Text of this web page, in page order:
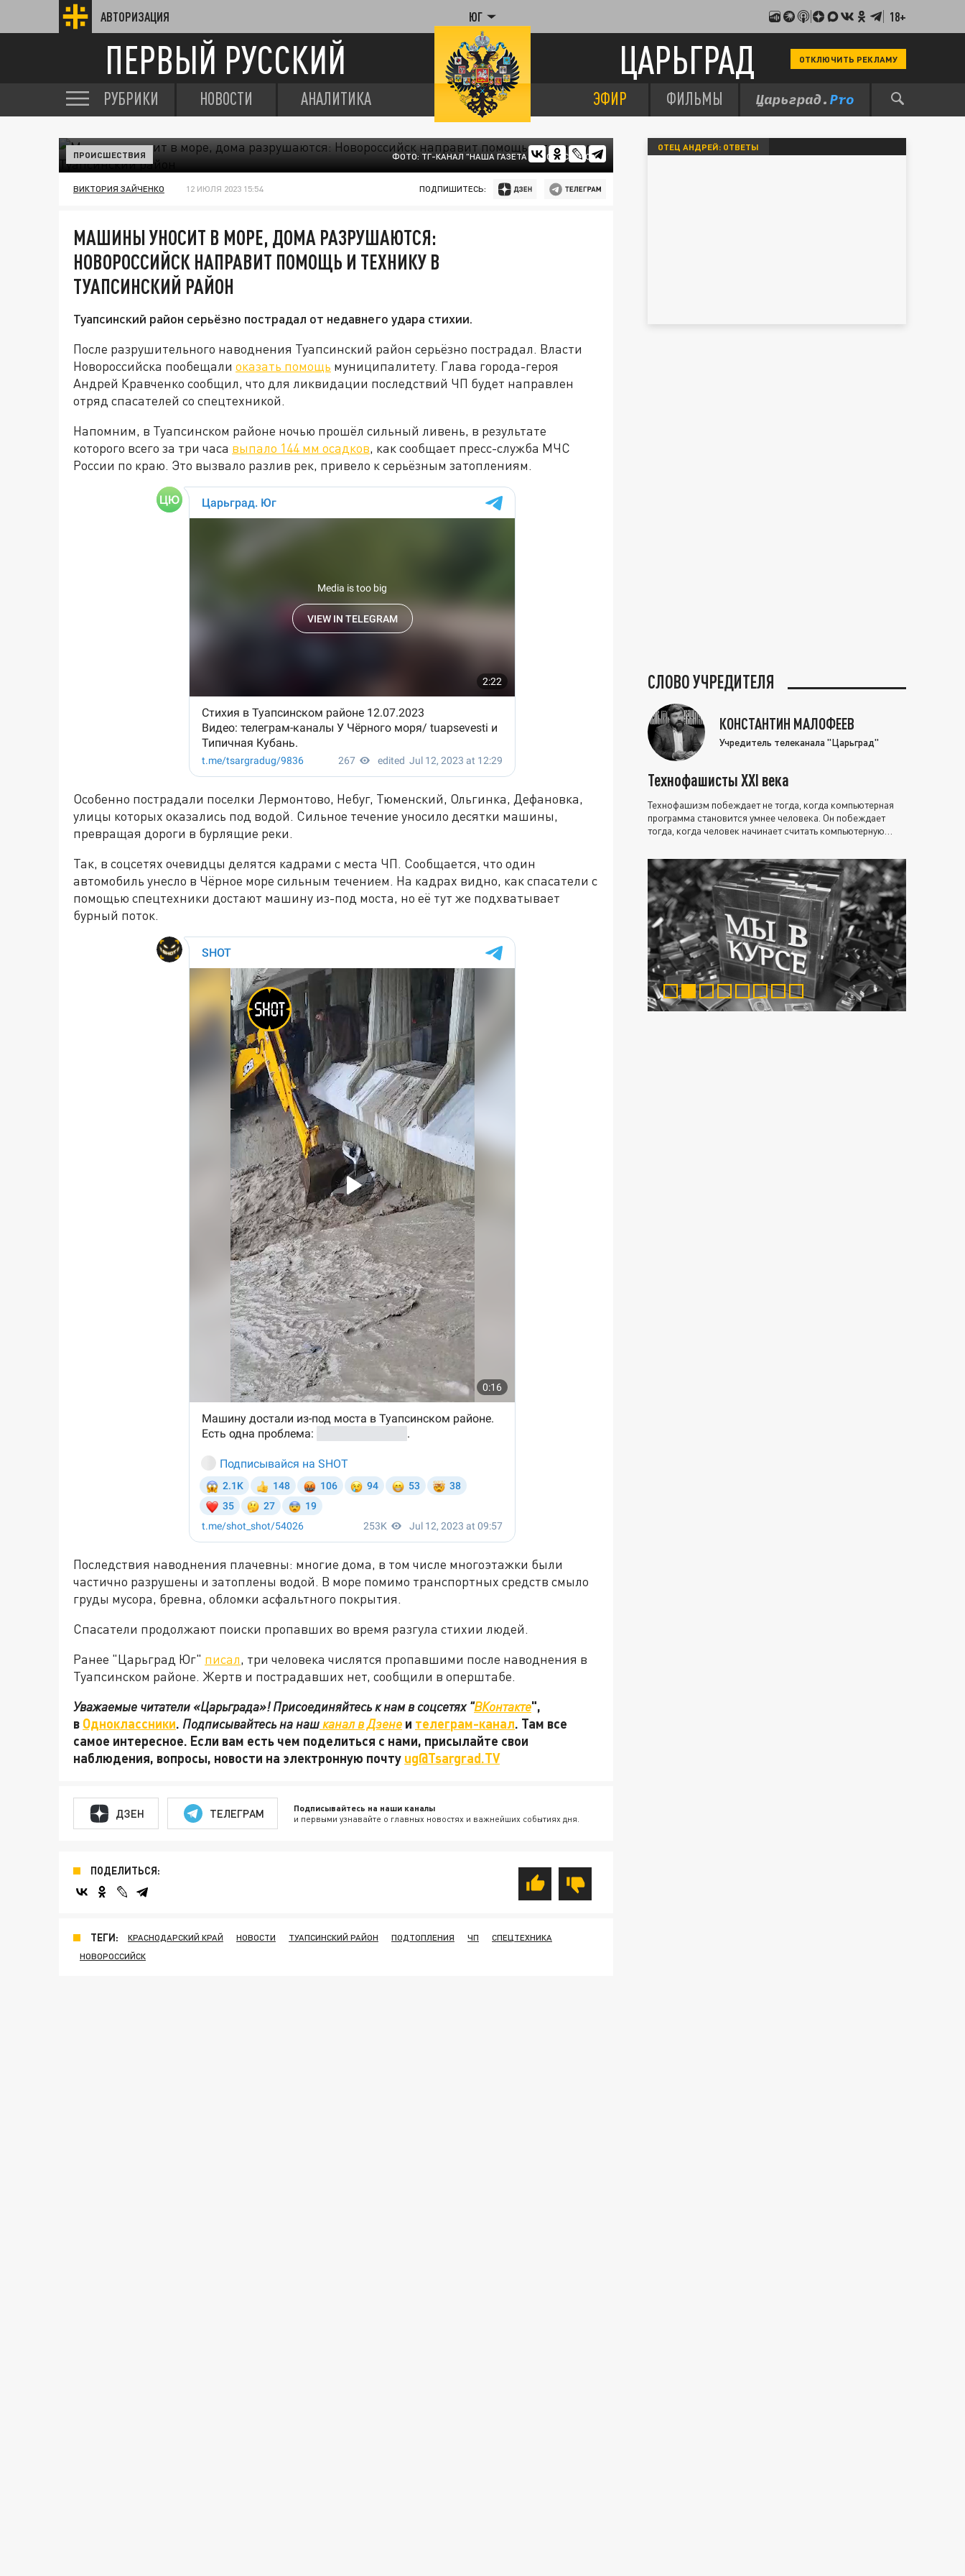
АВТОРИЗАЦИЯ ЮГ 18+
ПЕРВЫЙ РУССКИЙ ЦАРЬГРАД ОТКЛЮЧИТЬ РЕКЛАМУ
РУБРИКИ НОВОСТИ АНАЛИТИКА ЭФИР ФИЛЬМЫ
ФОТО: ТГ-КАНАЛ "НАША ГАЗЕТА НОВОРОССИЙСК"
ПРОИСШЕСТВИЯ
ВИКТОРИЯ ЗАЙЧЕНКО 12 ИЮЛЯ 2023 15:54 ПОДПИШИТЕСЬ:
МАШИНЫ УНОСИТ В МОРЕ, ДОМА РАЗРУШАЮТСЯ:
НОВОРОССИЙСК НАПРАВИТ ПОМОЩЬ И ТЕХНИКУ В
ТУАПСИНСКИЙ РАЙОН
Туапсинский район серьёзно пострадал от недавнего удара стихии.
После разрушительного наводнения Туапсинский район серьёзно пострадал. Власти
Новороссийска пообещали оказать помощь муниципалитету. Глава города-героя
Андрей Кравченко сообщил, что для ликвидации последствий ЧП будет направлен
отряд спасателей со спецтехникой.
Напомним, в Туапсинском районе ночью прошёл сильный ливень, в результате
которого всего за три часа выпало 144 мм осадков, как сообщает пресс-служба МЧС
России по краю. Это вызвало разлив рек, привело к серьёзным затоплениям.
Особенно пострадали поселки Лермонтово, Небуг, Тюменский, Ольгинка, Дефановка,
улицы которых оказались под водой. Сильное течение уносило десятки машины,
превращая дороги в бурлящие реки.
Так, в соцсетях очевидцы делятся кадрами с места ЧП. Сообщается, что один
автомобиль унесло в Чёрное море сильным течением. На кадрах видно, как спасатели с
помощью спецтехники достают машину из-под моста, но её тут же подхватывает
бурный поток.
Последствия наводнения плачевны: многие дома, в том числе многоэтажки были
частично разрушены и затоплены водой. В море помимо транспортных средств смыло
груды мусора, бревна, обломки асфальтного покрытия.
Спасатели продолжают поиски пропавших во время разгула стихии людей.
Ранее "Царьград Юг" писал, три человека числятся пропавшими после наводнения в
Туапсинском районе. Жертв и пострадавших нет, сообщили в оперштабе.
Уважаемые читатели «Царьграда»! Присоединяйтесь к нам в соцсетях "ВКонтакте",
в Одноклассники. Подписывайтесь на нашканал в Дзене и телеграм-канал. Там все
самое интересное. Если вам есть чем поделиться с нами, присылайте свои
наблюдения, вопросы, новости на электронную почту ug@Tsargrad.TV
ДЗЕН ТЕЛЕГРАМ Подписывайтесь на наши каналы
и первыми узнавайте о главных новостях и важнейших событиях дня.
ПОДЕЛИТЬСЯ:
ТЕГИ: КРАСНОДАРСКИЙ КРАЙ НОВОСТИ ТУАПСИНСКИЙ РАЙОН ПОДТОПЛЕНИЯ ЧП
СПЕЦТЕХНИКА
НОВОРОССИЙСК
ОТЕЦ АНДРЕЙ: ОТВЕТЫ
СЛОВО УЧРЕДИТЕЛЯ
КОНСТАНТИН МАЛОФЕЕВ
Учредитель телеканала "Царьград"
Технофашисты XXI века
Технофашизм побеждает не тогда, когда компьютерная
программа становится умнее человека. Он побеждает
тогда, когда человек начинает считать компьютерную